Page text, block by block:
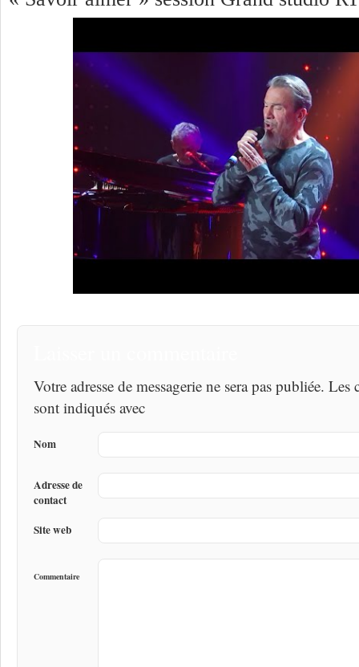
Votre adresse de messagerie ne sera pas publiée.
sont indiqués avec
Nom
Adresse de
contact
Site web
Commentaire